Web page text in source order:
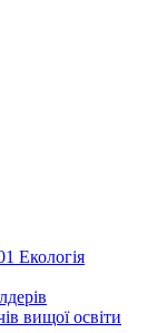
Екологія
вищої освіти